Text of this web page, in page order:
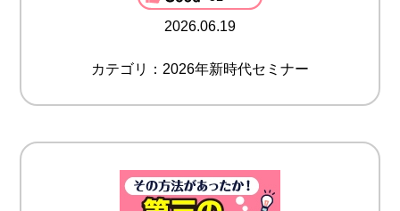
2026.06.19
カテゴリ：2026年新時代セミナー